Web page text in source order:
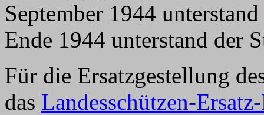
September 1944
Ende 1944 unterstand der
Für die Ersatzgestellung
das Landesschützen-